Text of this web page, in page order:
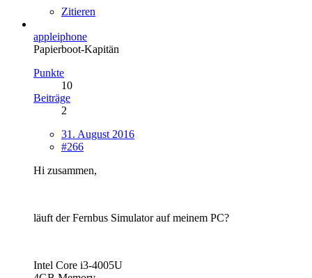
Zitieren
appleiphone
Papierboot-Kapitän
Punkte
10
Beiträge
2
31. August 2016
#266
Hi zusammen,
läuft der Fernbus Simulator auf meinem PC?
Intel Core i3-4005U